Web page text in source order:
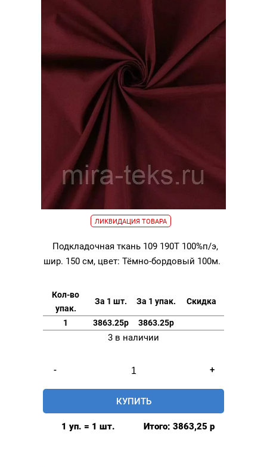
ЛИКВИДАЦИЯ ТОВАРА
Подкладочная ткань 109 190Т 100%п/э,
шир. 150 см, цвет: Тёмно-бордовый 100м.
Кол-во
упак.
За 1 шт. За 1 упак. Скидка
1 3863.25р 3863.25р
3 в наличии
-
товара
Подкладочная
ткань
+
КУПИТЬ
1 уп. = 1 шт. Итого: 3863,25 р